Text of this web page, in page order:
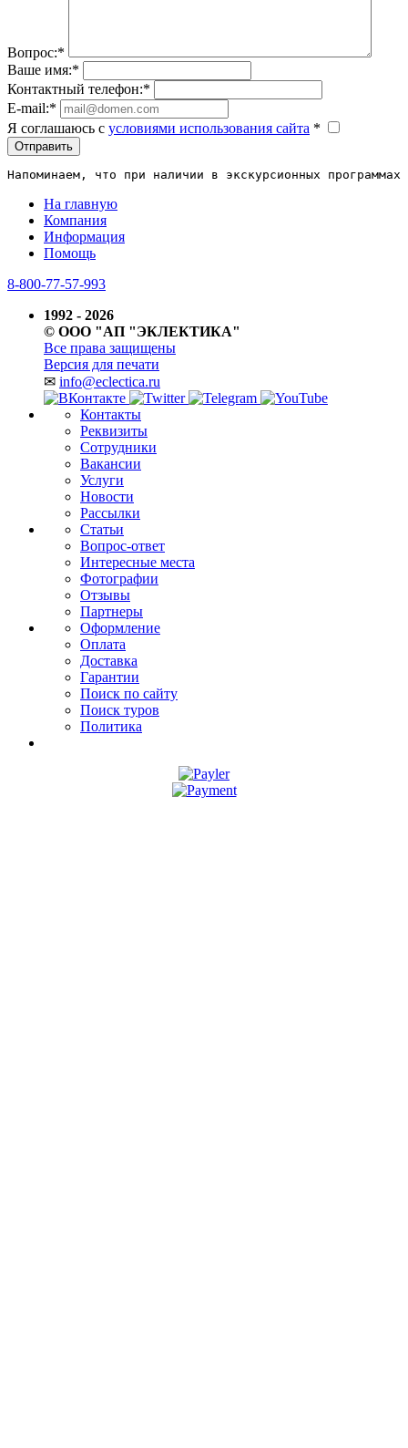
Вопрос:*
Ваше имя:*
Контактный телефон:*
E-mail:*
Я соглашаюсь c условиями использования сайта *
Отправить
Напоминаем, что при наличии в экскурсионных
На главную
Компания
Информация
Помощь
8-800-77-57-993
1992 - 2026
© ООО "АП "ЭКЛЕКТИКА"
Все права защищены
Версия для печати
✉ info@eclectica.ru
Контакты
Реквизиты
Сотрудники
Вакансии
Услуги
Новости
Рассылки
Статьи
Вопрос-ответ
Интересные места
Фотографии
Отзывы
Партнеры
Оформление
Оплата
Доставка
Гарантии
Поиск по сайту
Поиск туров
Политика